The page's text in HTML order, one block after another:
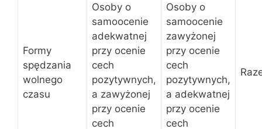
Formy
spędzania
wolnego
czasu
Osoby o
samoocenie
adekwatnej
przy ocenie
cech
pozytywnych,
a zawyżonej
przy ocenie
cech
Osoby o
samoocenie
zawyżonej
przy ocenie
cech
pozytywnych,
a adekwatnej
przy ocenie
cech